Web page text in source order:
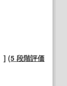
] (5 段階評価